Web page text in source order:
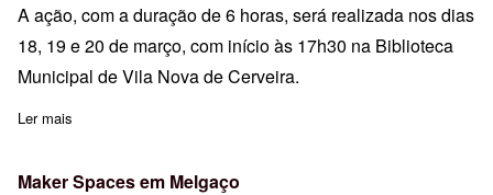
A ação, com a duração de 6 horas, será realizada nos dias
18, 19 e 20 de março, com início às 17h30 na Biblioteca
Municipal de Vila Nova de Cerveira.
Ler mais
Maker Spaces em Melgaço